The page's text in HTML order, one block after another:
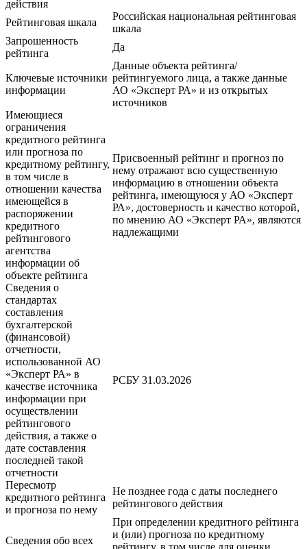
действия
Рейтинговая шкала
Российская национальная рейтинговая
шкала
Запрошенность
рейтинга
Да
Ключевые источники
информации
Данные объекта рейтинга/
рейтингуемого лица, а также данные
АО «Эксперт РА» и из открытых
источников
Имеющиеся
ограничения
кредитного рейтинга
или прогноза по
кредитному рейтингу,
в том числе в
отношении качества
имеющейся в
распоряжении
кредитного
рейтингового
агентства
информации об
объекте рейтинга
Присвоенный рейтинг и прогноз по
нему отражают всю существенную
информацию в отношении объекта
рейтинга, имеющуюся у АО «Эксперт
РА», достоверность и качество которой,
по мнению АО «Эксперт РА», являются
надлежащими
Сведения о
стандартах
составления
бухгалтерской
(финансовой)
отчетности,
использованной АО
«Эксперт РА» в
качестве источника
информации при
осуществлении
рейтингового
действия, а также о
дате составления
последней такой
отчетности
РСБУ 31.03.2026
Пересмотр
кредитного рейтинга
и прогноза по нему
Не позднее года с даты последнего
рейтингового действия
Сведения обо всех
При определении кредитного рейтинга
и (или) прогноза по кредитному